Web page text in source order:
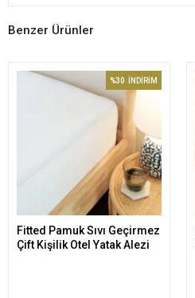
Benzer Ürünler
%30 İNDİRİM
Sepete Ekle
Fitted Pamuk Sıvı Geçirmez
Çift Kişilik Otel Yatak Alezi